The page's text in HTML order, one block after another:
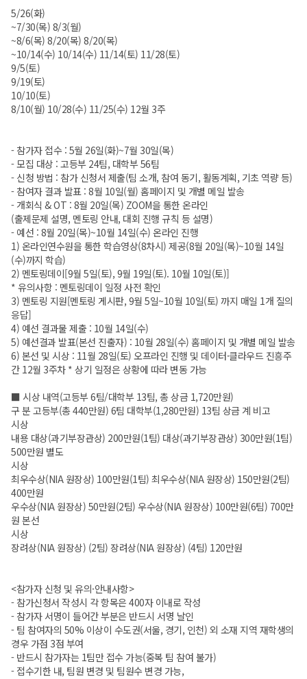
5/26(화)
~7/30(목) 8/3(월)
~8/6(목) 8/20(목) 8/20(목)
~10/14(수) 10/14(수) 11/14(토) 11/28(토)
9/5(토)
9/19(토)
10/10(토)
8/10(월) 10/28(수) 11/25(수) 12월 3주
- 참가자 접수 : 5월 26일(화)~7월 30일(목)
- 모집 대상 : 고등부 24팀, 대학부 56팀
- 신청 방법 : 참가 신청서 제출(팀 소개, 참여 동기, 활동계획, 기초 역량 등)
- 참여자 결과 발표 : 8월 10일(월) 홈페이지 및 개별 메일 발송
- 개회식 & OT : 8월 20일(목) ZOOM을 통한 온라인
(출제문제 설명, 멘토링 안내, 대회 진행 규칙 등 설명)
- 예선 : 8월 20일(목)~10월 14일(수) 온라인 진행
1) 온라인연수원을 통한 학습영상(8차시) 제공(8월 20일(목)~10월 14일
(수)까지 학습)
2) 멘토링데이[9월 5일(토), 9월 19일(토). 10월 10일(토)]
* 유의사항 : 멘토링데이 일정 사전 확인
3) 멘토링 지원[멘토링 게시판, 9월 5일~10월 10일(토) 까지 매일 1개 질의
응답]
4) 예선 결과물 제출 : 10월 14일(수)
5) 예선결과 발표(본선 진출자) : 10월 28일(수) 홈페이지 및 개별 메일 발송
6) 본선 및 시상 : 11월 28일(토) 오프라인 진행 및 데이터·클라우드 진흥주
간 12월 3주차 * 상기 일정은 상황에 따라 변동 가능
■ 시상 내역(고등부 6팀/대학부 13팀, 총 상금 1,720만원)
구 분 고등부(총 440만원) 6팀 대학부(1,280만원) 13팀 상금 계 비고
시상
내용 대상(과기부장관상) 200만원(1팀) 대상(과기부장관상) 300만원(1팀)
500만원 별도
시상
최우수상(NIA 원장상) 100만원(1팀) 최우수상(NIA 원장상) 150만원(2팀)
400만원
우수상(NIA 원장상) 50만원(2팀) 우수상(NIA 원장상) 100만원(6팀) 700만
원 본선
시상
장려상(NIA 원장상) (2팀) 장려상(NIA 원장상) (4팀) 120만원
<참가자 신청 및 유의·안내사항>
- 참가신청서 작성시 각 항목은 400자 이내로 작성
- 참가자 서명이 들어간 부분은 반드시 서명 날인
- 팀 참여자의 50% 이상이 수도권(서울, 경기, 인천) 외 소재 지역 재학생의
경우 가점 3점 부여
- 반드시 참가자는 1팀만 접수 가능(중복 팀 참여 불가)
- 접수기한 내, 팀원 변경 및 팀원수 변경 가능,